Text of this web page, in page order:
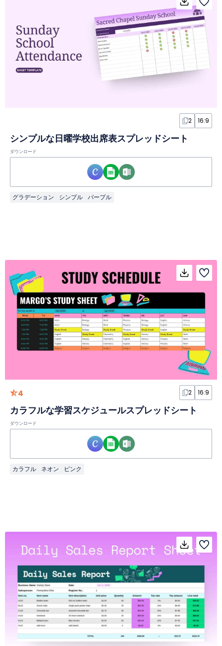
2 16:9
シンプルな日曜学校出席表スプレッドシート
ダウンロード
グラデーション シンプル パープル
4 2 16:9
カラフルな学習スケジュールスプレッドシート
ダウンロード
カラフル ネオン ピンク